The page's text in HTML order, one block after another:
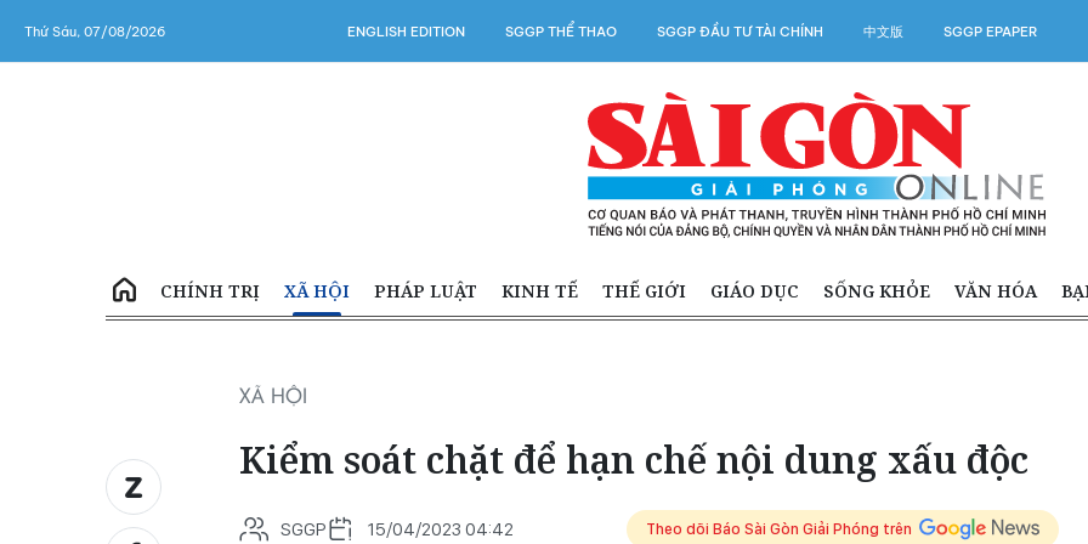
Thứ Sáu, 07/08/2026 ENGLISH EDITION SGGP THỂ THAO SGGP ĐẦU TƯ TÀI CHÍNH 中文版 SGGP EPAPER
CHÍNH TRỊ XÃ HỘI PHÁP LUẬT KINH TẾ THẾ GIỚI GIÁO DỤC SỐNG KHỎE VĂN HÓA
XÃ HỘI
Kiểm soát chặt để hạn chế nội dung xấu độc
SGGP 15/04/2023 04:42 Theo dõi Báo Sài Gòn Giải Phóng trên